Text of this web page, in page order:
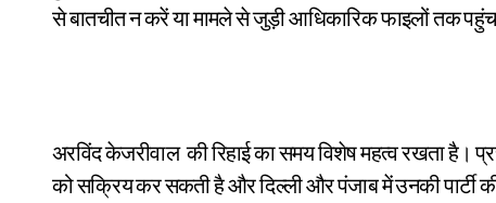
से बातचीत न करें या मामले से जुड़ी आधिकारिक फाइलों तक
अरविंद केजरीवाल की रिहाई का समय विशेष महत्व रखता
को सक्रिय कर सकती है और दिल्ली और पंजाब में उनकी